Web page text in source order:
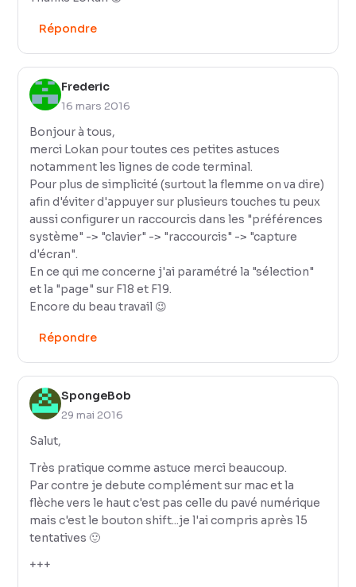
Répondre
Frederic
16 mars 2016
Bonjour à tous,
merci Lokan pour toutes ces petites astuces
notamment les lignes de code terminal.
Pour plus de simplicité (surtout la flemme on va dire)
afin d'éviter d'appuyer sur plusieurs touches tu peux
aussi configurer un raccourcis dans les "préférences
système" -> "clavier" -> "raccourcis" -> "capture
d'écran".
En ce qui me concerne j'ai paramétré la "sélection"
et la "page" sur F18 et F19.
Encore du beau travail 😉
Répondre
SpongeBob
29 mai 2016
Salut,
Très pratique comme astuce merci beaucoup.
Par contre je debute complément sur mac et la
flèche vers le haut c'est pas celle du pavé numérique
mais c'est le bouton shift...je l'ai compris après 15
tentatives 🙂
+++